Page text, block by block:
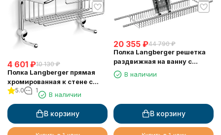
4 601 ₽10 130 ₽
Полка Langberger прямая
хромированная к стене с
двумя крючками
одноэтажная 10860M
5.0 1
В наличии
В корзину
20 355 ₽44 790 ₽
Полка Langberger решетка
раздвижная на ванну с
резиновыми протекторами
79260
В наличии
В корзину